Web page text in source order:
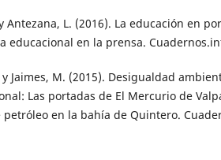
Antezana, L. (2016). La educación en
educacional en la prensa.
y Jaimes, M. (2015). Desigualdad
Las portadas de El Mercurio de
en la bahía de Quintero.